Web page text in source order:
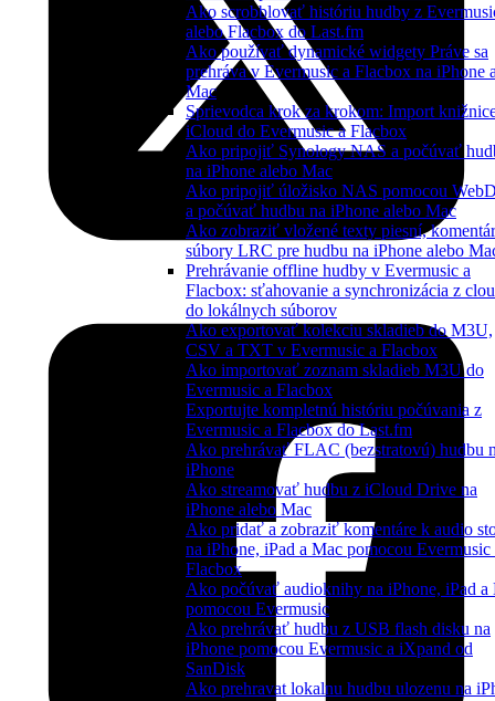
Ako scrobblovať históriu hudby z
alebo Flacbox do Last.fm
Ako používať dynamické widgety Práve sa
prehráva v Evermusic a Flacbox na iPhone
Mac
Sprievodca krok za krokom: Import
iCloud do Evermusic a Flacbox
Ako pripojiť Synology NAS a počúvať
na iPhone alebo Mac
Ako pripojiť úložisko NAS pomocou
a počúvať hudbu na iPhone alebo Mac
Ako zobraziť vložené texty piesní,
súbory LRC pre hudbu na iPhone alebo
Prehrávanie offline hudby v Evermusic a
Flacbox: sťahovanie a synchronizácia z
do lokálnych súborov
Ako exportovať kolekciu skladieb do M3U,
CSV a TXT v Evermusic a Flacbox
Ako importovať zoznam skladieb M3U do
Evermusic a Flacbox
Exportujte kompletnú históriu počúvania z
Evermusic a Flacbox do Last.fm
Ako prehrávať FLAC (bezstratovú) hudbu
iPhone
Ako streamovať hudbu z iCloud Drive na
iPhone alebo Mac
Ako pridať a zobraziť komentáre k audio
na iPhone, iPad a Mac pomocou Evermusic
Flacbox
Ako počúvať audioknihy na iPhone, iPad a
pomocou Evermusic
Ako prehrávať hudbu z USB flash disku na
iPhone pomocou Evermusic a iXpand od
SanDisk
Ako prehravat lokalnu hudbu ulozenu na